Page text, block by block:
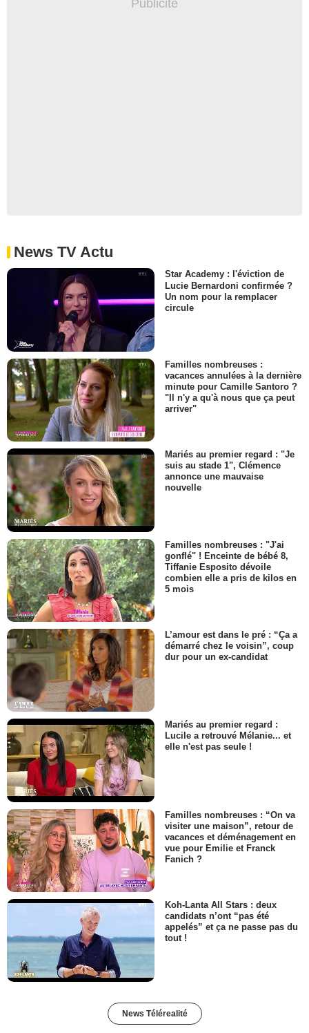
News TV Actu
Star Academy : l'éviction de
Lucie Bernardoni confirmée ?
Un nom pour la remplacer
circule
Familles nombreuses :
vacances annulées à la dernière
minute pour Camille Santoro ?
"Il n'y a qu'à nous que ça peut
arriver"
Mariés au premier regard : "Je
suis au stade 1", Clémence
annonce une mauvaise
nouvelle
Familles nombreuses : "J'ai
gonflé" ! Enceinte de bébé 8,
Tiffanie Esposito dévoile
combien elle a pris de kilos en
5 mois
L’amour est dans le pré : “Ça a
démarré chez le voisin”, coup
dur pour un ex-candidat
Mariés au premier regard :
Lucile a retrouvé Mélanie... et
elle n'est pas seule !
Familles nombreuses : “On va
visiter une maison”, retour de
vacances et déménagement en
vue pour Emilie et Franck
Fanich ?
Koh-Lanta All Stars : deux
candidats n’ont “pas été
appelés” et ça ne passe pas du
tout !
News Télérealité